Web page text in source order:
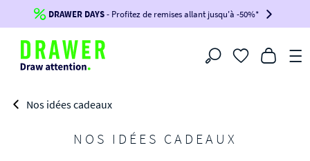
Jusqu'à-100€*sur votre commande !
BIKINI100
-voir conditions en bas de page-
DRAWER DAYS- Profitez de remises allant jusqu'à -50%*
Filtrer
Nos idées cadeaux
NOS IDÉES CADEAUX